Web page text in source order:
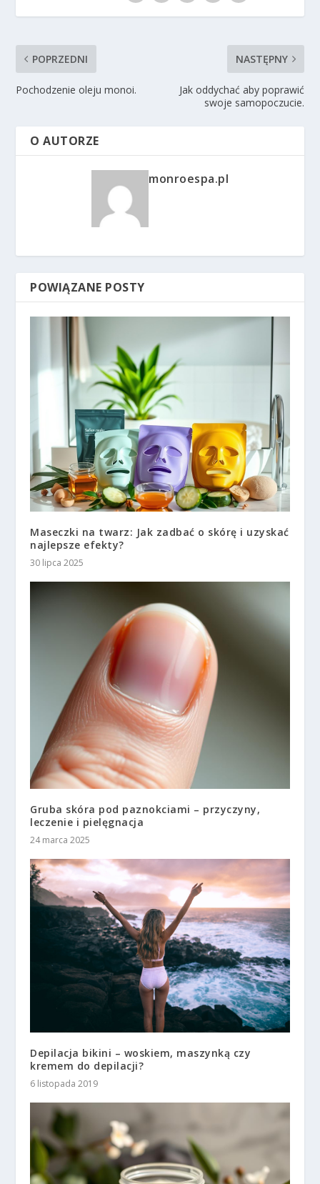
POPRZEDNI
Pochodzenie oleju monoi.
NASTĘPNY
Jak oddychać aby poprawić
swoje samopoczucie.
O AUTORZE
monroespa.pl
POWIĄZANE POSTY
Maseczki na twarz: Jak zadbać o skórę i uzyskać
najlepsze efekty?
30 lipca 2025
Gruba skóra pod paznokciami – przyczyny,
leczenie i pielęgnacja
24 marca 2025
Depilacja bikini – woskiem, maszynką czy
kremem do depilacji?
6 listopada 2019